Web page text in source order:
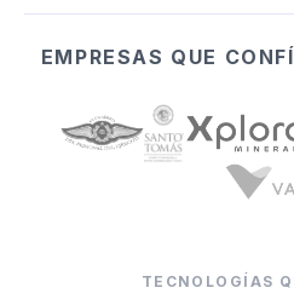
EMPRESAS QUE
TECNOLOGÍAS